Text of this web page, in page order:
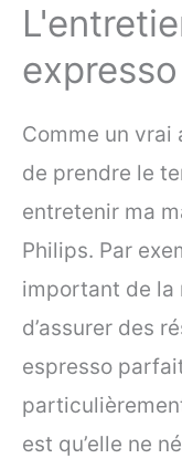
Comme un vrai
de prendre le
entretenir ma
Philips. Par
important de la
d’assurer des
espresso
est qu’elle ne